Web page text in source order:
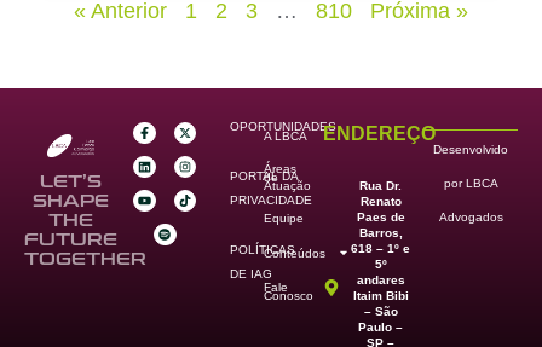
« Anterior 1 2 3 … 810 Próxima »
LET’S
SHAPE
THE
FUTURE
TOGETHER
OPORTUNIDADES
PORTAL DA
PRIVACIDADE
POLÍTICAS
DE IAG
A LBCA
Áreas
de
Atuação
Equipe
Conteúdos
Fale
Conosco
ENDEREÇO
Rua Dr.
Renato
Paes de
Barros,
618 – 1º e
5º
andares
Itaim Bibi
– São
Paulo –
SP –
Desenvolvido
por LBCA
Advogados